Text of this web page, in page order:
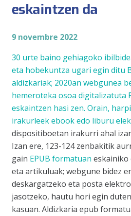
eskaintzen da
9 novembre 2022
30 urte baino gehiagoko
eta hobekuntza ugari egin ditu
aldizkariak; 2020an webgunea
hemeroteka osoa digitalizatuta
eskaintzen hasi zen. Orain,
irakurleekebook edo liburu
dispositiboetan irakurri ahal
Izan ere, 123-124 zenbakitik
gain EPUB formatuan eskainiko
eta artikuluak; webgune bidez
deskargatzeko eta posta
jasotzeko, hautu hori egin
kasuan. Aldizkaria epub